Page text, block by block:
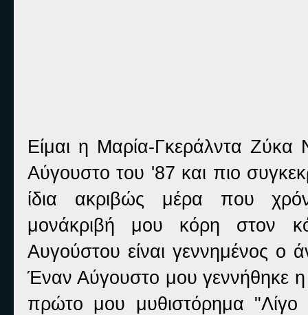
Είμαι η Μαρία-Γκεράλντα Ζύκα
Αύγουστο του '87 και πιο
ίδια ακριβώς μέρα που
μονάκριβή μου κόρη στον
Αυγούστου είναι γεννημένος ο
Έναν Αύγουστο μου γεννήθηκε
πρώτο μου μυθιστόρημα